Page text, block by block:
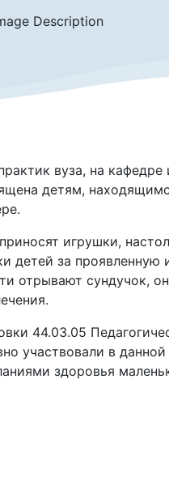
вуза, на
детям,
игрушки,
детей за проявленную
отрывают сундучок,
44.03.05
участвовали в
здоровья